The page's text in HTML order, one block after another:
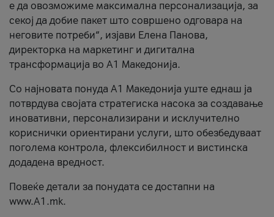
е да овозможиме максимална персонализација, за
секој да добие пакет што совршено одговара на
неговите потреби“, изјави Елена Панова,
директорка на маркетинг и дигитална
трансформација во А1 Македонија.
Со најновата понуда А1 Македонија уште еднаш ја
потврдува својата стратегиска насока за создавање
иновативни, персонализирани и исклучително
кориснички ориентирани услуги, што обезбедуваат
поголема контрола, флексибилност и вистинска
додадена вредност.
Повеќе детали за понудата се достапни на
www.А1.mk.